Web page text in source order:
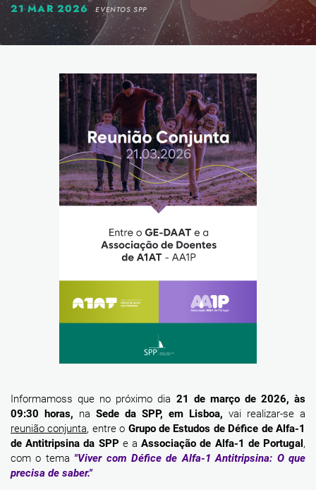
21 MAR 2026 EVENTOS SPP
Informamoss que no próximo dia 21 de março de 2026, às
09:30 horas, na Sede da SPP, em Lisboa, vai realizar-se a
reunião conjunta, entre o Grupo de Estudos de Défice de Alfa-1
de Antitripsina da SPP e aAssociação de Alfa-1 de Portugal,
com o tema "Viver com Défice de Alfa-1 Antitripsina: O que
precisa de saber."